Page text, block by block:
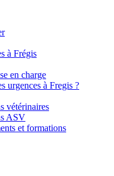
à Frégis
en charge
urgences à Fregis ?
vétérinaires
ASV
et formations